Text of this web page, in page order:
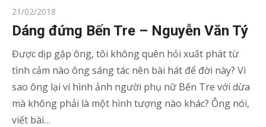
Posted
on
21/02/2018
Dáng đứng Bến Tre – Nguyễn Văn Tý
Được dịp gặp ông, tôi không quên hỏi xuất phát từ
tình cảm nào ông sáng tác nên bài hát để đời này? Vì
sao ông lại ví hình ảnh người phụ nữ Bến Tre với dừa
mà không phải là một hình tượng nào khác? Ông nói,
viết bài…